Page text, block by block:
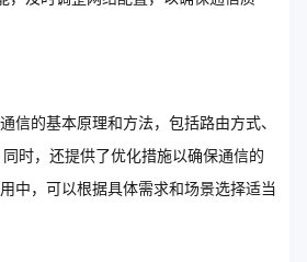
信的基本原理和方法，包括路由方式、
时，还提供了优化措施以确保通信的
中，可以根据具体需求和场景选择适当